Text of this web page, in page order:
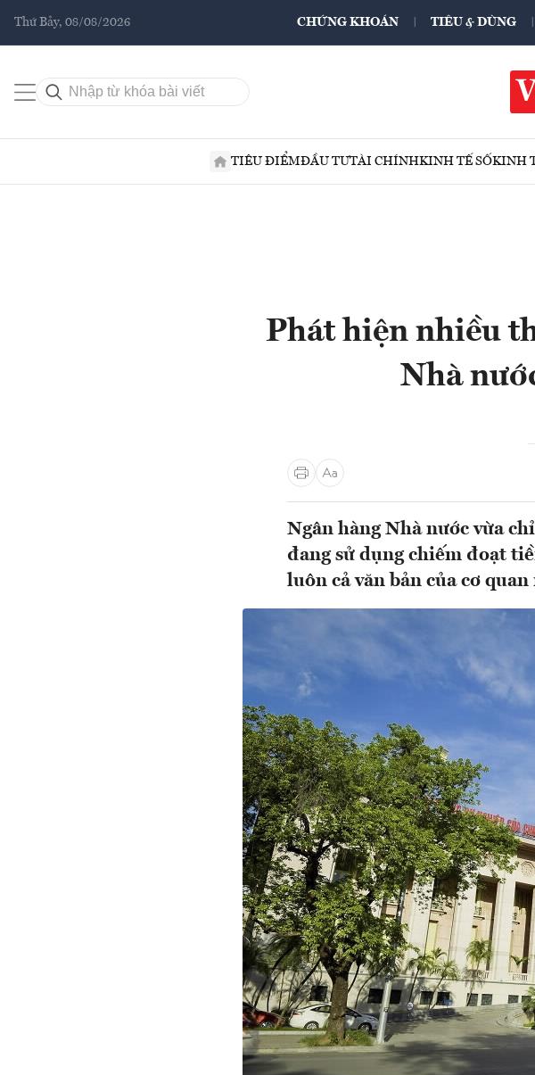
Thứ Bảy, 08/08/2026 CHỨNG KHOÁN TIÊU & DÙNG
TIÊU ĐIỂMĐẦU TƯTÀI CHÍNHKINH TẾ SỐKINH
Phát hiện nhiều
Nhà
Ngân hàng Nhà nước vừa
đang sử dụng chiếm đoạt
luôn cả văn bản của cơ quan